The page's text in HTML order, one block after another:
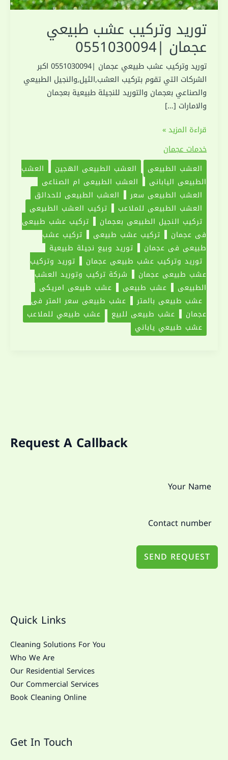
توريد وتركيب عشب طبيعي
عجمان |0551030094
توريد وتركيب عشب طبيعي عجمان |0551030094 اكبر
الشركات التي تقوم بتركيب العشب,الثيل,والنجيل الطبيعي
والصناعي بعجمان والتوريد للنجيلة طبيعية بعجمان
والامارات […]
توريد
وتركيب
عشب
طبيعي
عجمان
قراءة المزيد »
خدمات عجمان
العشب الطبيعي العشب الطبيعي الهجين
العشب
الطبيعي الياباني
العشب الطبيعي ام الصناعي
العشب الطبيعي سعر
العشب الطبيعي للحدائق
العشب الطبيعي للملاعب
تركيب العشب الطبيعي
تركيب النجيل الطبيعى بعجمان
تركيب عشب طبيعى
فى عجمان
تركيب عشب طبيعي
تركيب عشب
طبيعي في عجمان
توريد وبيع نجيلة طبيعية
توريد وتركيب عشب طبيعى عجمان
توريد وتركيب
عشب طبيعي عجمان
شركة تركيب وتوريد العشب
الطبيعي
عشب طبيعي
عشب طبيعي امريكي
عشب طبيعي بالمتر
عشب طبيعي سعر المتر في
عجمان
عشب طبيعي للبيع
عشب طبيعي للملاعب
عشب طبيعي ياباني
Request A Callback
SEND REQUEST
Quick Links
Cleaning Solutions For You
Who We Are
Our Residential Services
Our Commercial Services
Book Cleaning Online
Get In Touch